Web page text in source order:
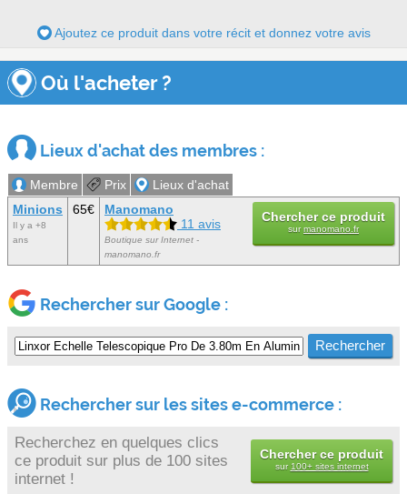
Ajoutez ce produit dans votre récit et donnez votre avis
Où l'acheter ?
Lieux d'achat des membres :
Membre Prix
Lieux d'achat
Minions
Il y a +8
ans
65€
Manomano
11 avis
Boutique sur Internet -
manomano.fr
Chercher ce produit
surmanomano.fr
Rechercher sur Google :
Rechercher sur les sites e-commerce :
Recherchez en quelques clics
ce produit sur plus de 100 sites
internet !
Chercher ce produit
sur 100+ sites internet